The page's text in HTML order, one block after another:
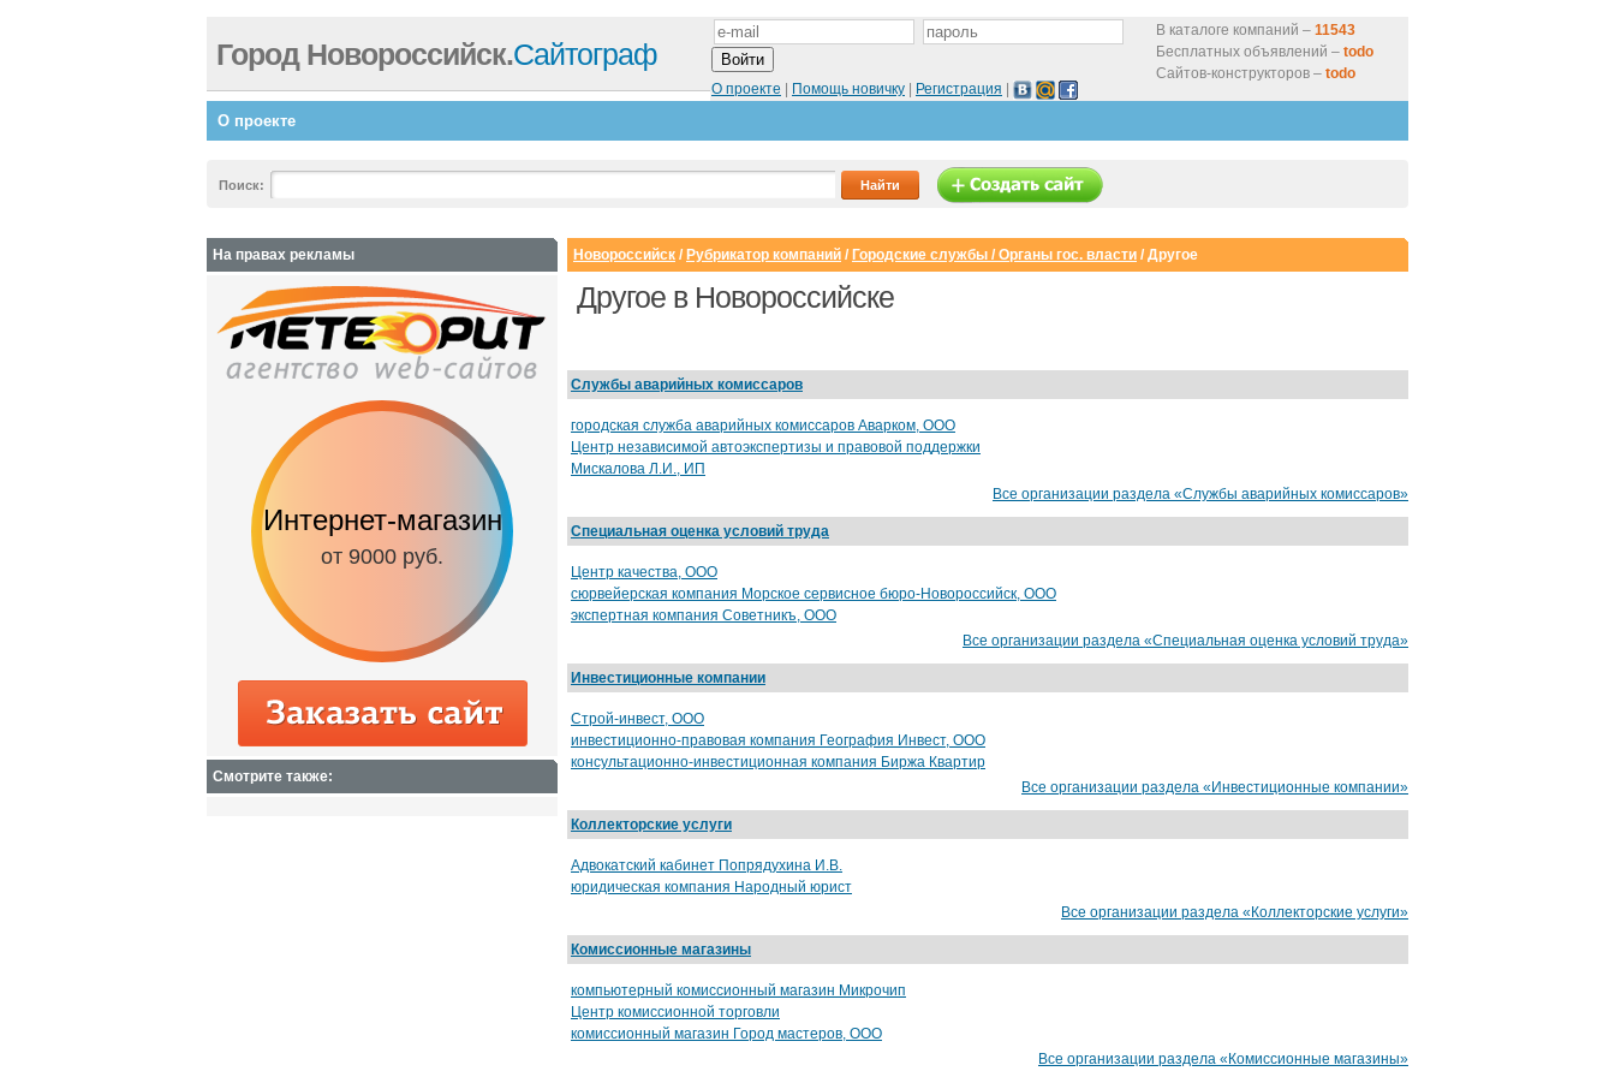
В каталоге компаний – 11543
Бесплатных объявлений – todo
Сайтов-конструкторов – todo
О проекте
Помощь новичку Регистрация
Город Новороссийск.Сайтограф
О проекте
Поиск:
Новороссийск / Рубрикатор компаний / Городские службы / Органы гос. власти / Другое
Другое в Новороссийске
Службы аварийных комиссаров
городская служба аварийных комиссаров Аварком, ООО
Центр независимой автоэкспертизы и правовой поддержки
Мискалова Л.И., ИП
Все организации раздела «Службы аварийных комиссаров»
Специальная оценка условий труда
Центр качества, ООО
сюрвейерская компания Морское сервисное бюро-Новороссийск, ООО
экспертная компания Советникъ, ООО
Все организации раздела «Специальная оценка условий труда»
Инвестиционные компании
Строй-инвест, ООО
инвестиционно-правовая компания География Инвест, ООО
консультационно-инвестиционная компания Биржа Квартир
Все организации раздела «Инвестиционные компании»
Коллекторские услуги
Адвокатский кабинет Попрядухина И.В.
юридическая компания Народный юрист
Все организации раздела «Коллекторские услуги»
Комиссионные магазины
компьютерный комиссионный магазин Микрочип
Центр комиссионной торговли
комиссионный магазин Город мастеров, ООО
Все организации раздела «Комиссионные магазины»
На правах рекламы
Интернет-магазин
от 9000 руб.
Сайт-визитка Сайт с каталогом
Корпоративный
сайт
Смотрите также: